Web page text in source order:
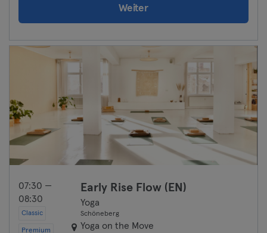
Weiter
07:30 —
08:30
Classic
Premium
Early Rise Flow (EN)
Yoga
Schöneberg
Yoga on the Move